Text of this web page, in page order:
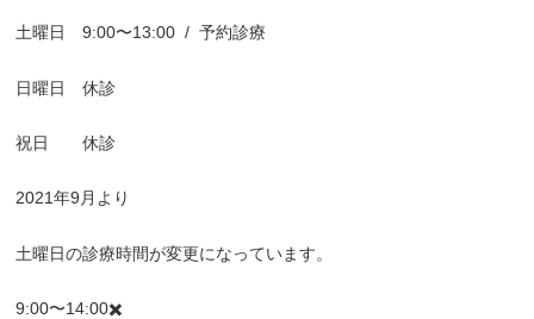
土曜日9:00〜13:00 / 予約診療
日曜日 休診
祝日 休診
2021年9月より
土曜日の診療時間が変更になっています。
9:00〜14:00✖️